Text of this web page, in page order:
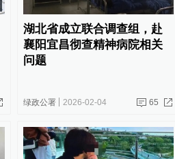
湖北省成立联合调查组，赴
襄阳宜昌彻查精神病院相关
问题
绿政公署 2026-02-04 65